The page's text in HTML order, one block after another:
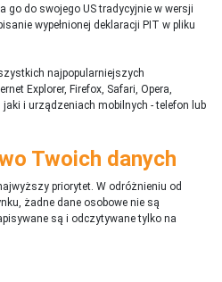
go do swojego US tradycyjnie w wersji
wypełnionej deklaracji PIT w pliku
najpopularniejszych
Explorer, Firefox, Safari, Opera,
i urządzeniach mobilnych - telefon lub
Twoich danych
priorytet. W odróżnieniu od
żadne dane osobowe nie są
są i odczytywane tylko na